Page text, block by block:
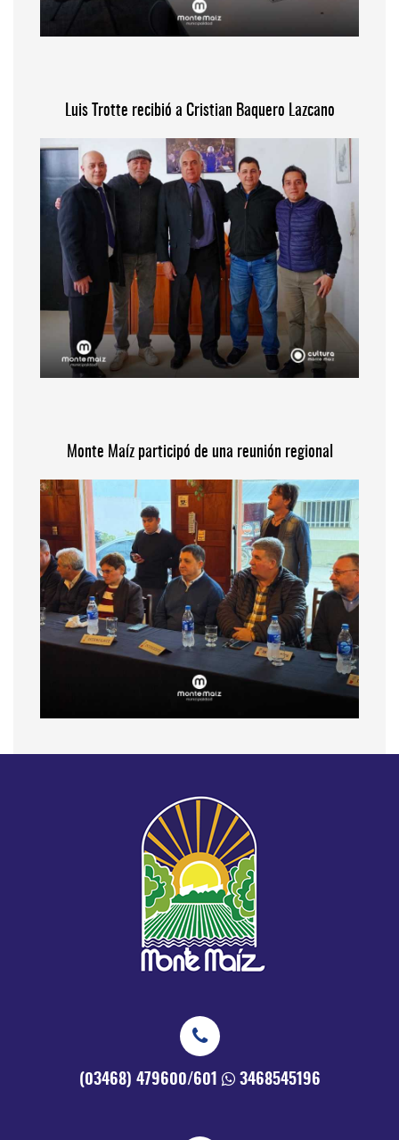
Luis Trotte recibió a Cristian Baquero Lazcano
Monte Maíz participó de una reunión regional
(03468) 479600/601 3468545196